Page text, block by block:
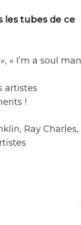
les tubes de ce
« I’m a soul man
artistes
!
Ray Charles,